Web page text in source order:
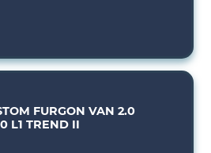
FURGON VAN 2.0
L1 TREND II